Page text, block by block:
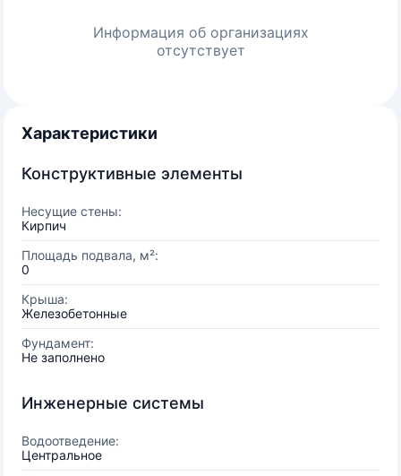
Информация об организациях
отсутствует
Характеристики
Конструктивные элементы
Несущие стены:
Кирпич
Площадь подвала, м²:
0
Крыша:
Железобетонные
Фундамент:
Не заполнено
Инженерные системы
Водоотведение:
Центральное